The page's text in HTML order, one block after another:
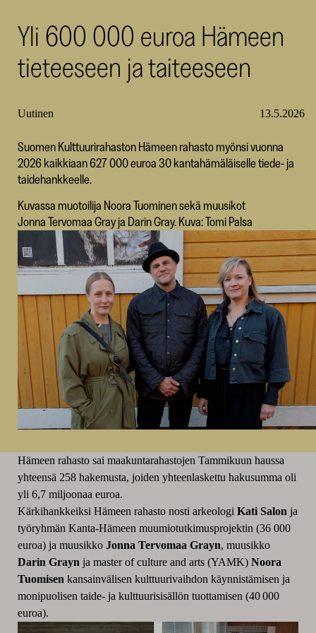
Yli 600 000 euroa Hämeen
tieteeseen ja taiteeseen
Uutinen 13.5.2026
Suomen Kulttuurirahaston Hämeen rahasto myönsi vuonna
2026 kaikkiaan 627 000 euroa 30 kantahämäläiselle tiede- ja
taidehankkeelle.
Kuvassa muotoilija Noora Tuominen sekä muusikot
Jonna Tervomaa Gray ja Darin Gray. Kuva: Tomi Palsa
Hämeen rahasto sai maakuntarahastojen Tammikuun haussa
yhteensä 258 hakemusta, joiden yhteenlaskettu hakusumma oli
yli 6,7 miljoonaa euroa.
Kärkihankkeiksi Hämeen rahasto nosti arkeologi Kati Salon ja
työryhmän Kanta-Hämeen muumiotutkimusprojektin (36 000
euroa) ja muusikko Jonna Tervomaa Grayn, muusikko
Darin Grayn ja master of culture and arts (YAMK) Noora
Tuomisen kansainvälisen kulttuurivaihdon käynnistämisen ja
monipuolisen taide- ja kulttuurisisällön tuottamisen (40 000
euroa).